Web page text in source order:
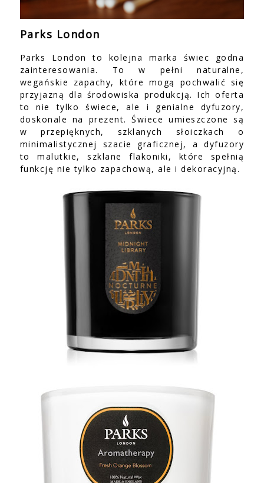
Parks London
Parks London to kolejna marka świec godna
zainteresowania. To w pełni naturalne,
wegańskie zapachy, które mogą pochwalić się
przyjazną dla środowiska produkcją. Ich oferta
to nie tylko świece, ale i genialne dyfuzory,
doskonale na prezent. Świece umieszczone są
w przepięknych, szklanych słoiczkach o
minimalistycznej szacie graficznej, a dyfuzory
to malutkie, szklane flakoniki, które spełnią
funkcję nie tylko zapachową, ale i dekoracyjną.